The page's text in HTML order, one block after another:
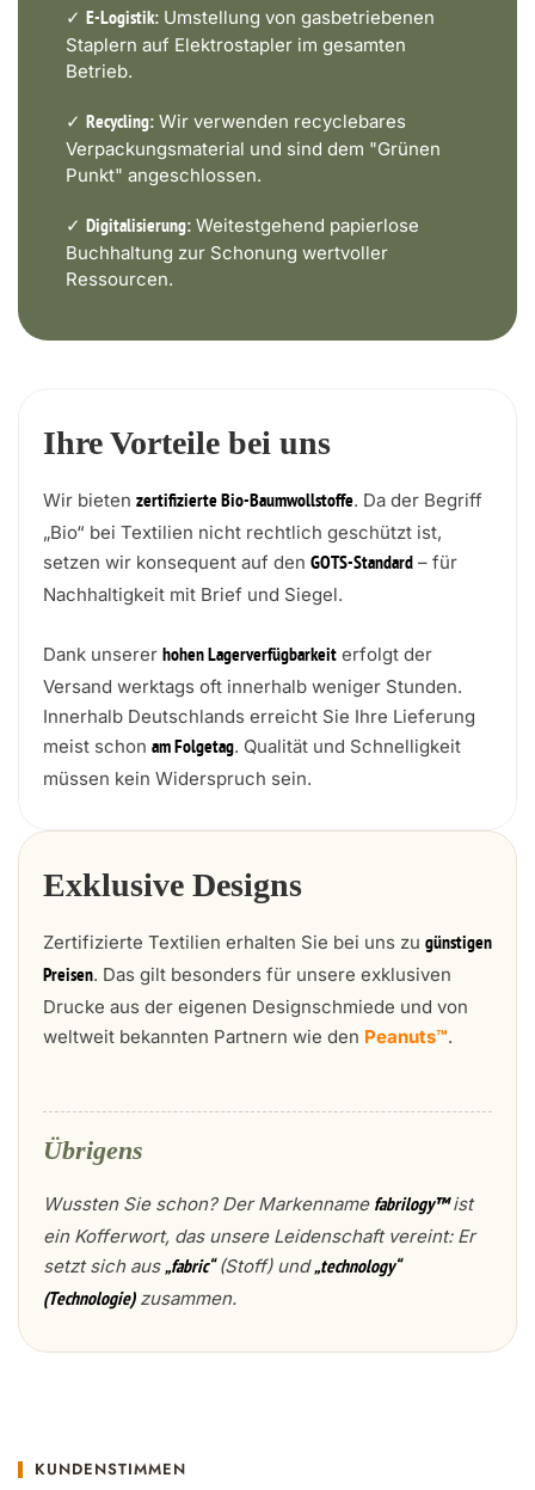
✓ E-Logistik: Umstellung von gasbetriebenen
Staplern auf Elektrostapler im gesamten
Betrieb.
✓ Recycling: Wir verwenden recyclebares
Verpackungsmaterial und sind dem "Grünen
Punkt" angeschlossen.
✓ Digitalisierung: Weitestgehend papierlose
Buchhaltung zur Schonung wertvoller
Ressourcen.
Ihre Vorteile bei uns
Wir bieten zertifizierte Bio-Baumwollstoffe. Da der Begriff
„Bio“ bei Textilien nicht rechtlich geschützt ist,
setzen wir konsequent auf den GOTS-Standard – für
Nachhaltigkeit mit Brief und Siegel.
Dank unserer hohen Lagerverfügbarkeit erfolgt der
Versand werktags oft innerhalb weniger Stunden.
Innerhalb Deutschlands erreicht Sie Ihre Lieferung
meist schon am Folgetag. Qualität und Schnelligkeit
müssen kein Widerspruch sein.
Exklusive Designs
Zertifizierte Textilien erhalten Sie bei uns zu günstigen
Preisen. Das gilt besonders für unsere exklusiven
Drucke aus der eigenen Designschmiede und von
weltweit bekannten Partnern wie den Peanuts™.
Übrigens
Wussten Sie schon? Der Markenname fabrilogy™ist
ein Kofferwort, das unsere Leidenschaft vereint: Er
setzt sich aus„fabric“(Stoff) und„technology“
(Technologie)zusammen.
KUNDENSTIMMEN